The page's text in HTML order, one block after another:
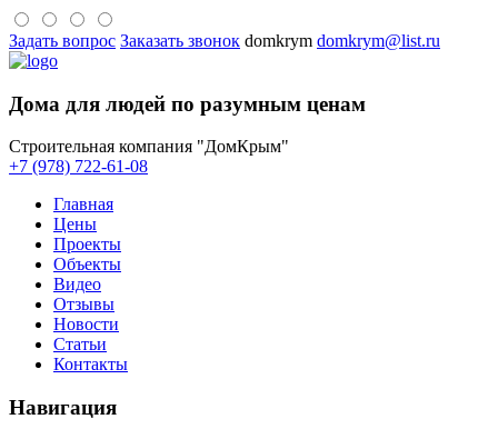
Задать вопрос Заказать звонок domkrym domkrym@list.ru
Дома для людей по разумным ценам
Строительная компания "ДомКрым"
+7 (978) 722-61-08
Главная
Цены
Проекты
Объекты
Видео
Отзывы
Новости
Статьи
Контакты
Навигация